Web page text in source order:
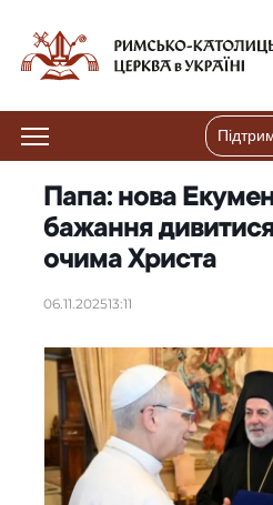
Папа: нова
бажання
очима Христа
06.11.202513:11